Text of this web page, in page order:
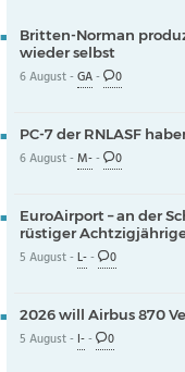
Britten-Norman
wieder selbst
6 August -GA- 0
PC-7 der RNLASF
6 August -M-- 0
EuroAirport – an der
rüstiger
5 August -L-- 0
2026 will Airbus 870
5 August - I-- 0